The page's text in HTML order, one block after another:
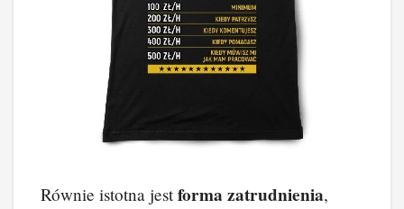
Równie istotna jest forma zatrudnienia,